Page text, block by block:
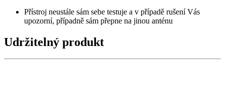
Přístroj neustále sám sebe testuje a v případě rušení Vás
upozorní, případně sám přepne na jinou anténu
Udržitelný produkt